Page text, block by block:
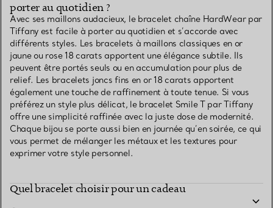
porter au quotidien ?
Avec ses maillons audacieux, le bracelet chaîne HardWear par
Tiffany est facile à porter au quotidien et s’accorde avec
différents styles. Les bracelets à maillons classiques en or
jaune ou rose 18 carats apportent une élégance subtile. Ils
peuvent être portés seuls ou en accumulation pour plus de
relief. Les bracelets joncs fins en or 18 carats apportent
également une touche de raffinement à toute tenue. Si vous
préférez un style plus délicat, le bracelet Smile T par Tiffany
offre une simplicité raffinée avec la juste dose de modernité.
Chaque bijou se porte aussi bien en journée qu’en soirée, ce qui
vous permet de mélanger les métaux et les textures pour
exprimer votre style personnel.
Quel bracelet choisir pour un cadeau